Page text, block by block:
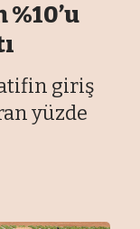
giriş
yüzde